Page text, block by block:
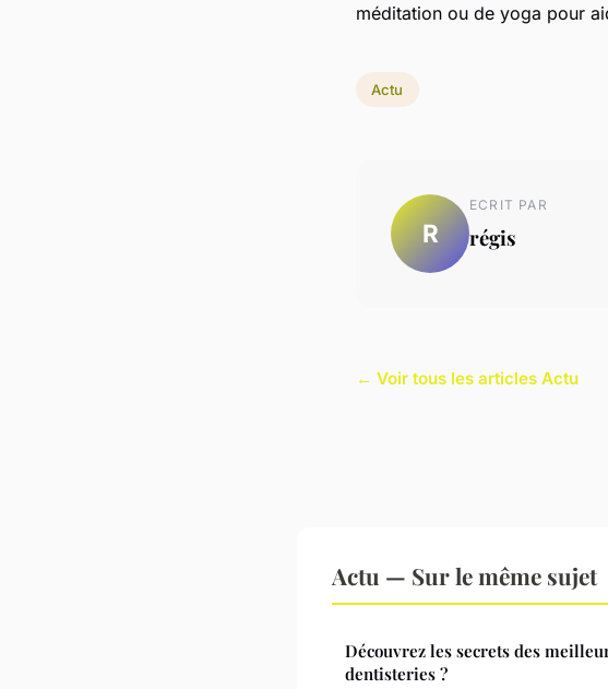
méditation ou de yoga pour
Actu
R
ECRIT PAR
régis
← Voir tous les articles Actu
Actu — Sur le même sujet
Découvrez les secrets des
dentisteries ?